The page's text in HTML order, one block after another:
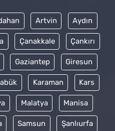
Artvin Aydın
Çanakkale Çankırı
Gaziantep Giresun
Karaman Kars
Malatya Manisa
Samsun Şanlıurfa